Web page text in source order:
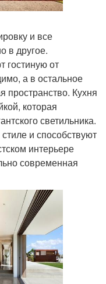
и все
в другое.
гостиную от
а в остальное
пространство. Кухня
которая
светильника.
и способствуют
интерьере
современная